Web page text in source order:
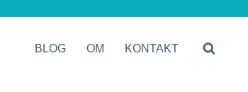
BLOG OM KONTAKT